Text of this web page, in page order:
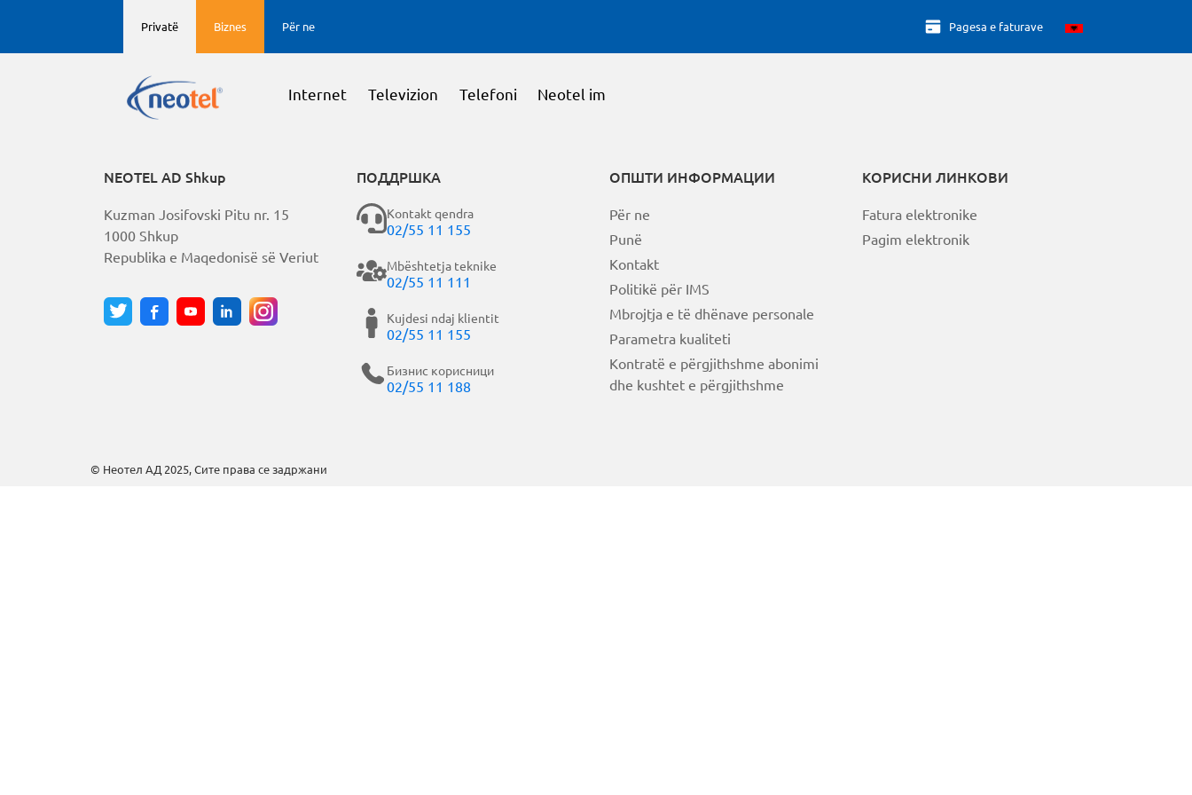
Privatë Biznes Për ne Pagesa e faturave
Internet Televizion Telefoni Neotel im
NEOTEL AD Shkup
Kuzman Josifovski Pitu nr. 15
1000 Shkup
Republika e Maqedonisë së Veriut
ПОДДРШКА
Kontakt qendra
02/55 11 155
Mbështetja teknike
02/55 11 111
Kujdesi ndaj klientit
02/55 11 155
Бизнис корисници
02/55 11 188
ОПШТИ ИНФОРМАЦИИ
Për ne
Punë
Kontakt
Politikë për IMS
Mbrojtja e të dhënave personale
Parametra kualiteti
Kontratë e përgjithshme abonimi
dhe kushtet e përgjithshme
КОРИСНИ ЛИНКОВИ
Fatura elektronike
Pagim elektronik
© Неотел АД 2025, Сите права се задржани